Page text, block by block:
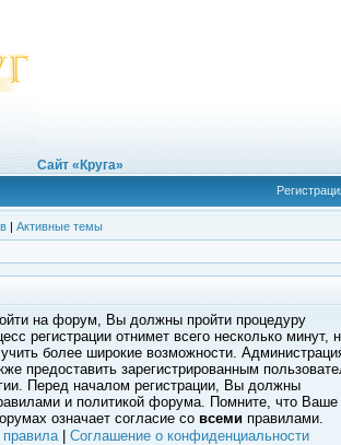
Сайт «Круга»
| Активные темы
на форум, Вы должны пройти процедуру
регистрации отнимет всего несколько минут,
более широкие возможности.
предоставить зарегистрированным
Перед началом регистрации, Вы должны
и политикой форума. Помните, что Ваше
означает согласие со всеми правилами.
| Соглашение о конфиденциальности